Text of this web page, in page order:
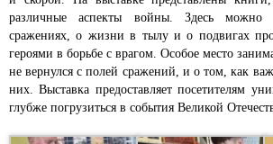
различные аспекты войны. Здесь можно
сражениях, о жизни в тылу и о подвигах
героями в борьбе с врагом. Особое место
не вернулся с полей сражений, и о том, как
них. Выставка предоставляет посетителям
глубже погрузиться в события Великой